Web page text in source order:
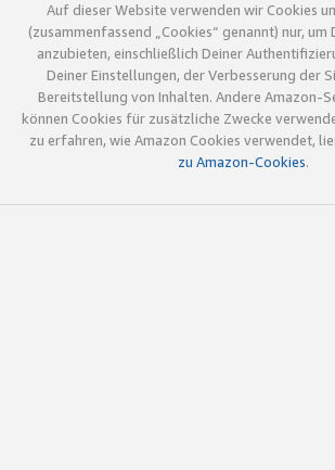
Auf dieser Website verwenden wir Cookies
(zusammenfassend „Cookies“ genannt) nur, um
anzubieten, einschließlich Deiner
Deiner Einstellungen, der Verbesserung der
Bereitstellung von Inhalten. Andere Amazon-
können Cookies für zusätzliche Zwecke
zu erfahren, wie Amazon Cookies verwendet,
zu Amazon-Cookies.